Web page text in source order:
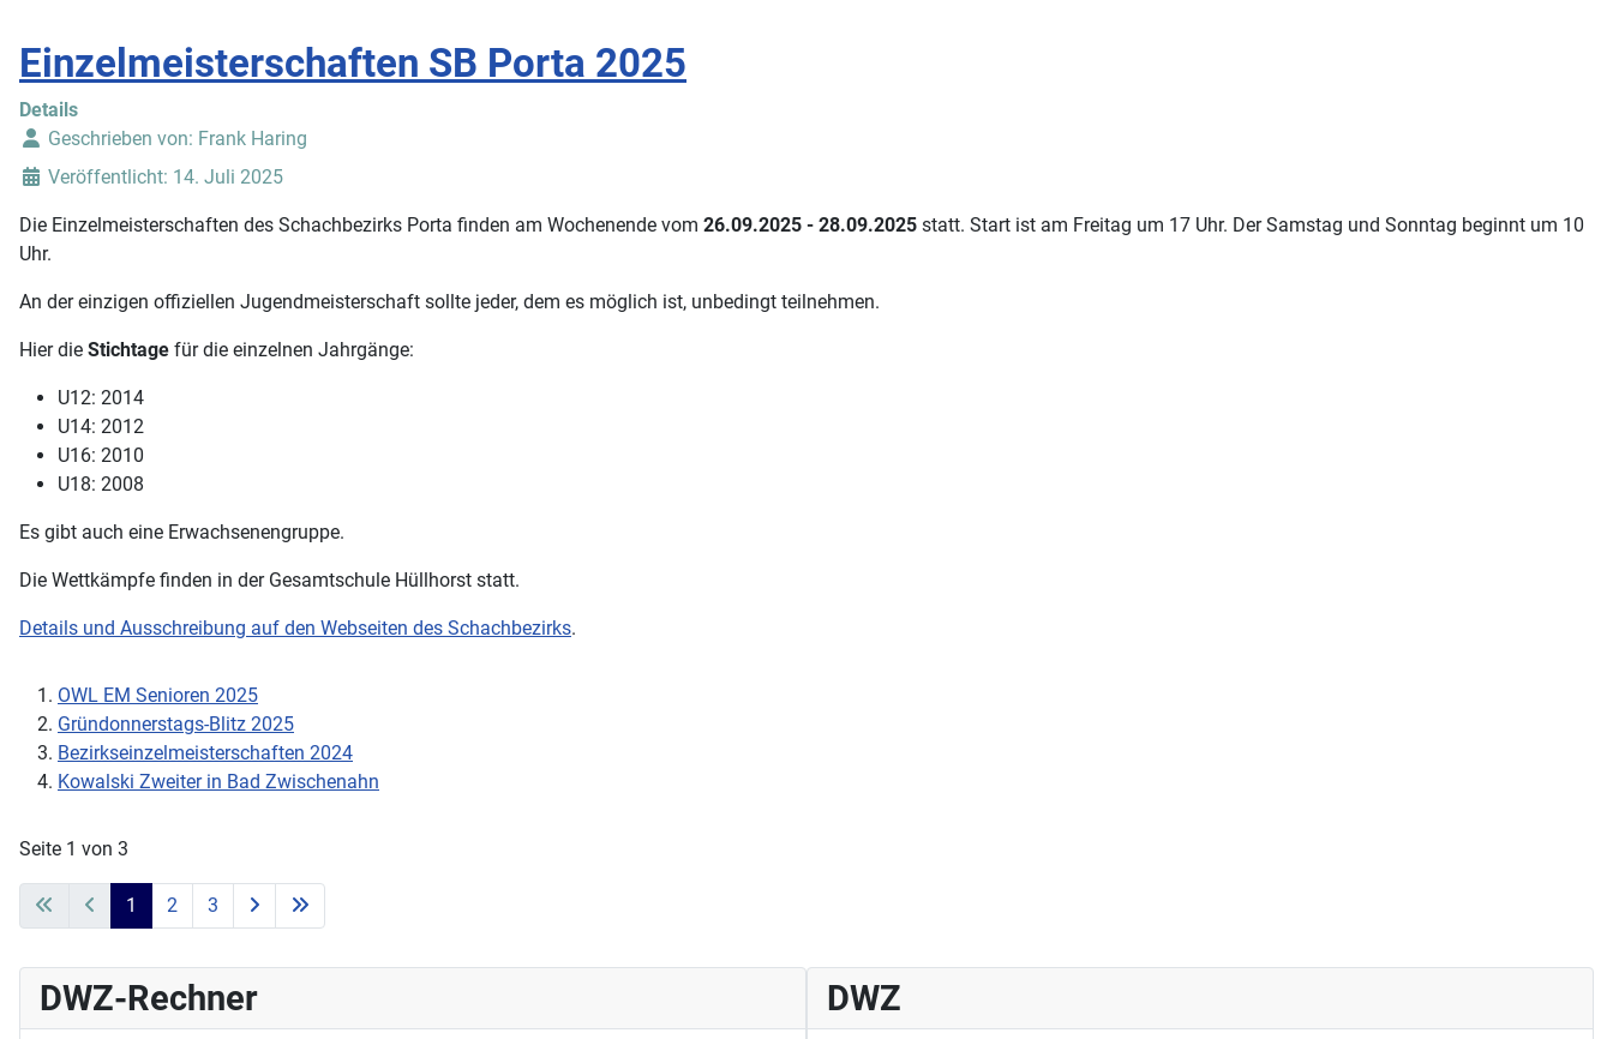
Einzelmeisterschaften SB Porta 2025
Details
Geschrieben von: Frank Haring
Veröffentlicht: 14. Juli 2025
Die Einzelmeisterschaften des Schachbezirks Porta finden am Wochenende vom 26.09.2025 - 28.09.2025 statt. Start ist am Freitag um 17 Uhr. Der Samstag und Sonntag beginnt um 10
Uhr.
An der einzigen offiziellen Jugendmeisterschaft sollte jeder, dem es möglich ist, unbedingt teilnehmen.
Hier die Stichtage für die einzelnen Jahrgänge:
U12: 2014
U14: 2012
U16: 2010
U18: 2008
Es gibt auch eine Erwachsenengruppe.
Die Wettkämpfe finden in der Gesamtschule Hüllhorst statt.
Details und Ausschreibung auf den Webseiten des Schachbezirks.
OWL EM Senioren 2025
Gründonnerstags-Blitz 2025
Bezirkseinzelmeisterschaften 2024
Kowalski Zweiter in Bad Zwischenahn
Seite 1 von 3
1 2 3
DWZ-Rechner DWZ